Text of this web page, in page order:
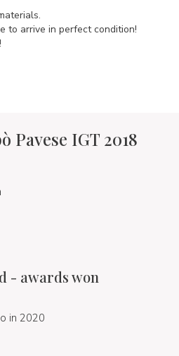
to arrive in perfect condition!
Pavese IGT 2018
- awards won
in 2020